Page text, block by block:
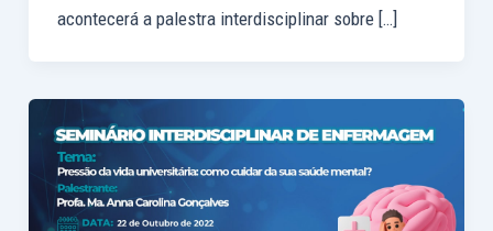
acontecerá a palestra interdisciplinar sobre […]